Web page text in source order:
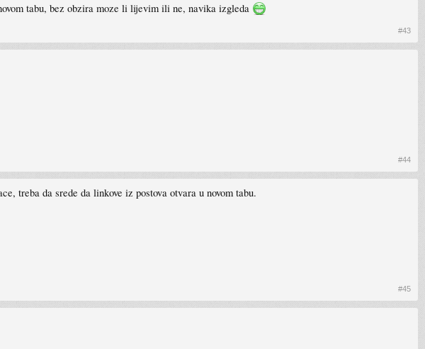
tabu, bez obzira moze li lijevim ili ne, navika izgleda
#43
#44
treba da srede da linkove iz postova otvara u novom tabu.
#45